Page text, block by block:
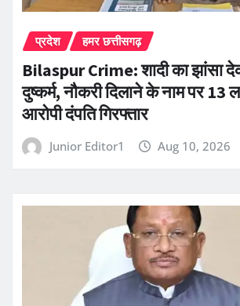
प्रदेश हमर छत्तीसगढ़
Bilaspur Crime: शादी का झांसा
दुष्कर्म, नौकरी दिलाने के नाम पर 13
आरोपी दंपति गिरफ्तार
Junior Editor1 Aug 10, 2026